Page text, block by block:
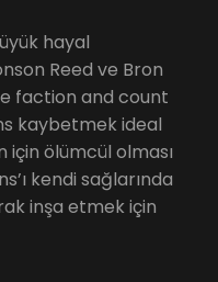
hayal
Reed ve Bron
faction and count
kaybetmek ideal
için ölümcül olması
kendi sağlarında
inşa etmek için